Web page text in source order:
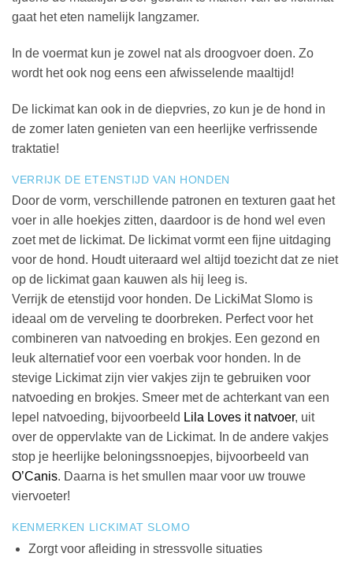
gaat het eten namelijk langzamer.
In de voermat kun je zowel nat als droogvoer doen. Zo
wordt het ook nog eens een afwisselende maaltijd!
De lickimat kan ook in de diepvries, zo kun je de hond in
de zomer laten genieten van een heerlijke verfrissende
traktatie!
VERRIJK DE ETENSTIJD VAN HONDEN
Door de vorm, verschillende patronen en texturen gaat het
voer in alle hoekjes zitten, daardoor is de hond wel even
zoet met de lickimat. De lickimat vormt een fijne uitdaging
voor de hond. Houdt uiteraard wel altijd toezicht dat ze niet
op de lickimat gaan kauwen als hij leeg is.
Verrijk de etenstijd voor honden. De LickiMat Slomo is
ideaal om de verveling te doorbreken. Perfect voor het
combineren van natvoeding en brokjes. Een gezond en
leuk alternatief voor een voerbak voor honden. In de
stevige Lickimat zijn vier vakjes zijn te gebruiken voor
natvoeding en brokjes. Smeer met de achterkant van een
lepel natvoeding, bijvoorbeeld Lila Loves it natvoer, uit
over de oppervlakte van de Lickimat. In de andere vakjes
stop je heerlijke beloningssnoepjes, bijvoorbeeld van
O’Canis. Daarna is het smullen maar voor uw trouwe
viervoeter!
KENMERKEN LICKIMAT SLOMO
Zorgt voor afleiding in stressvolle situaties